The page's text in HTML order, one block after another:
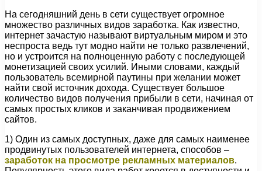
На сегодняшний день в сети существует огромное
множество различных видов заработка. Как известно,
интернет зачастую называют виртуальным миром и это
неспроста ведь тут модно найти не только развлечений,
но и устроится на полноценную работу с последующей
монетизацией своих усилий. Иными словами, каждый
пользователь всемирной паутины при желании может
найти свой источник дохода. Существует большое
количество видов получения прибыли в сети, начиная от
самых простых кликов и заканчивая продвижением
сайтов.
1) Один из самых доступных, даже для самых наименее
продвинутых пользователей интернета, способов –
заработок на просмотре рекламных материалов.